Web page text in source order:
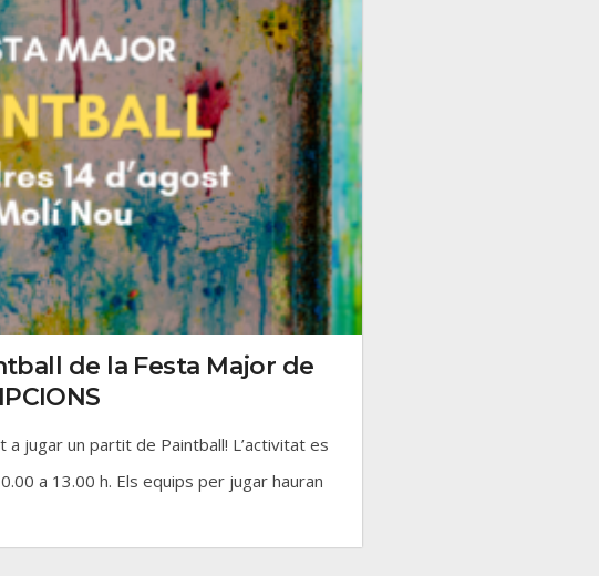
de la Festa Major de
a jugar un partit de Paintball! L’activitat es
a 13.00 h. Els equips per jugar hauran